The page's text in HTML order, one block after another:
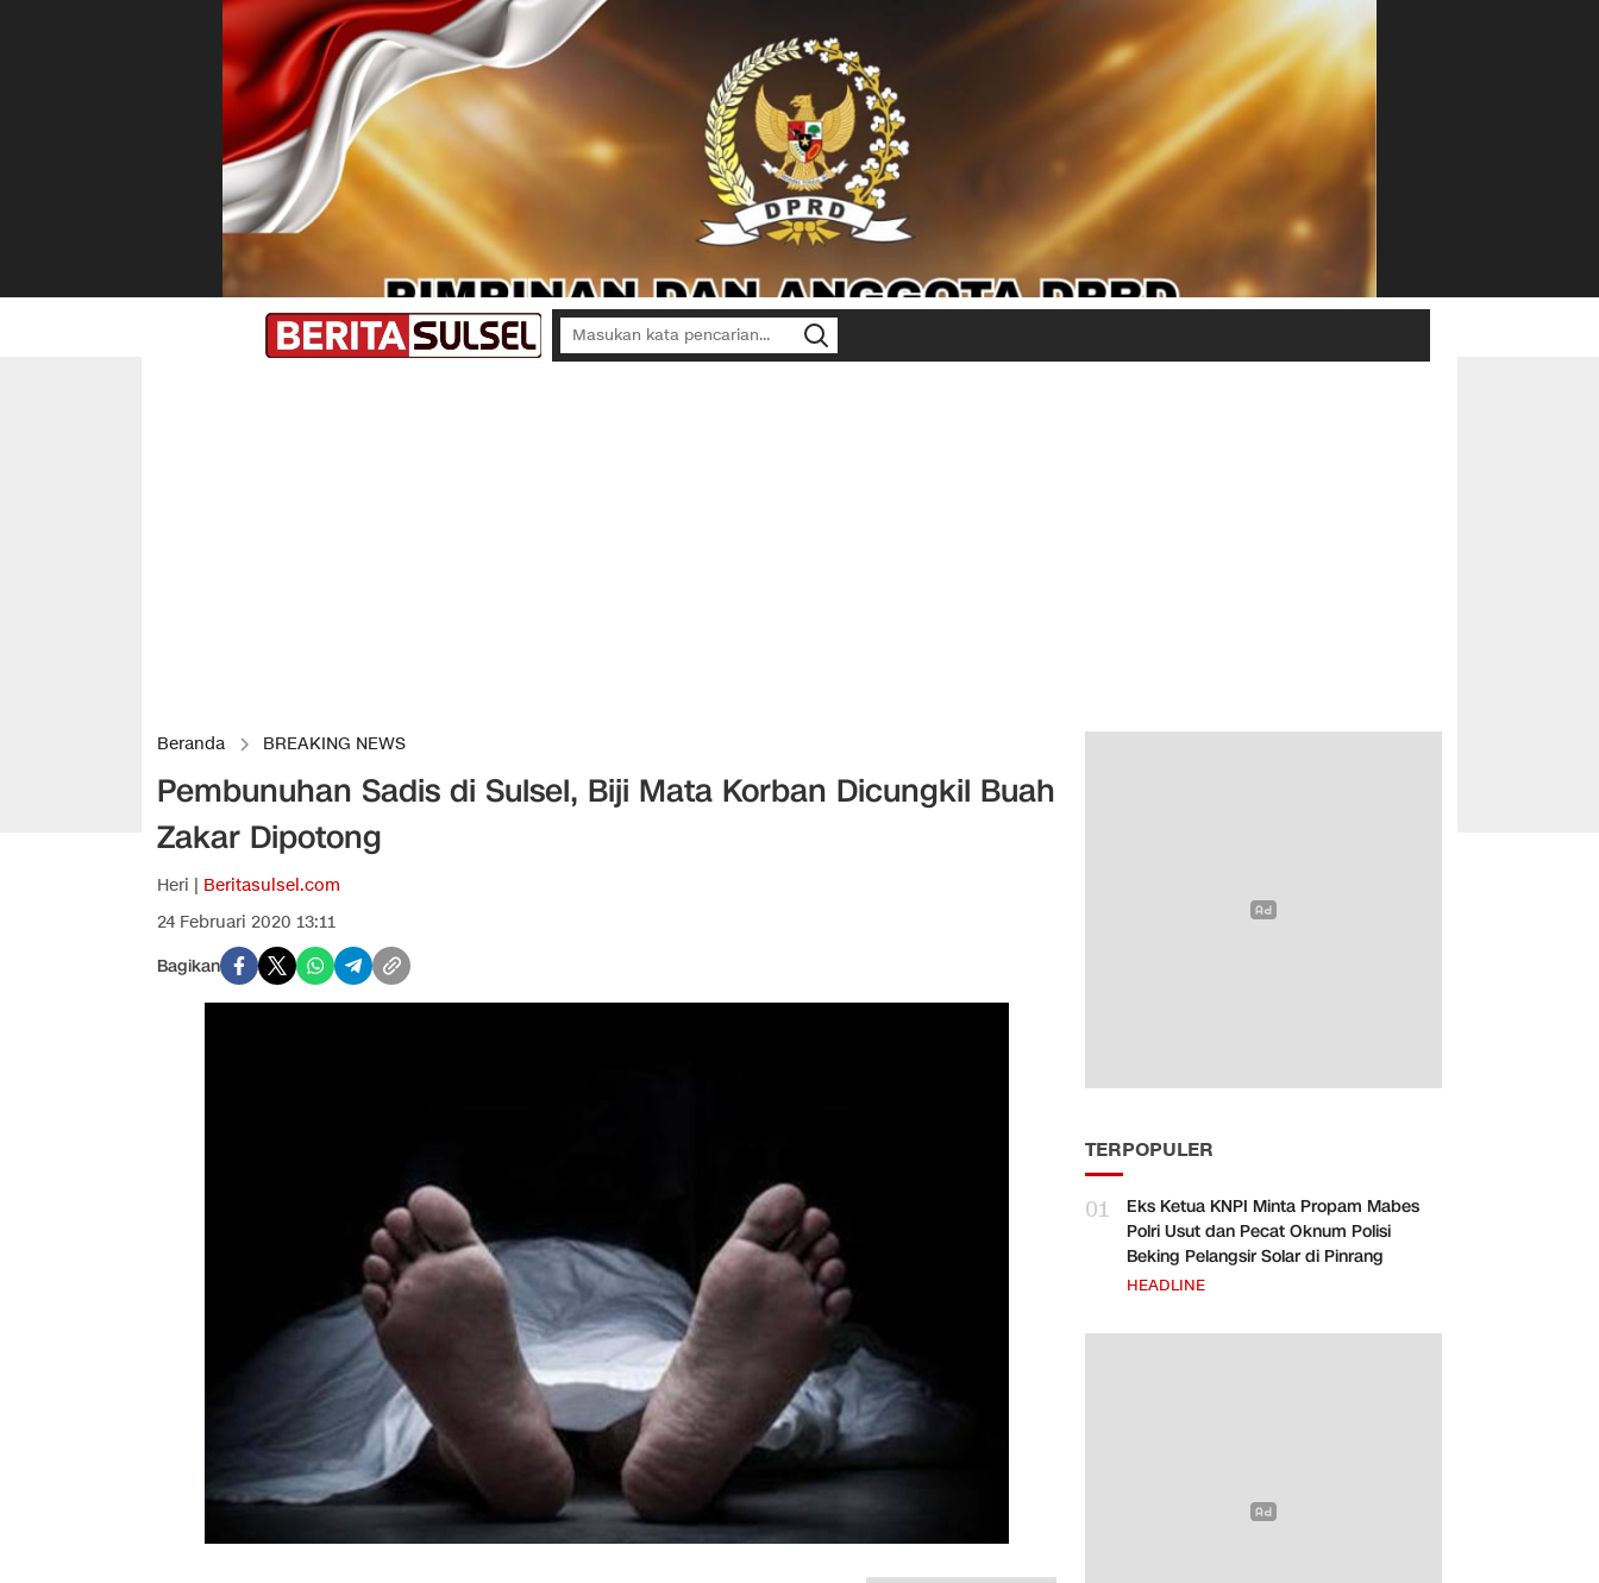
Beranda BREAKING NEWS
Pembunuhan Sadis di Sulsel, Biji Mata Korban Dicungkil Buah
Zakar Dipotong
Heri | Beritasulsel.com
24 Februari 2020 13:11
Bagikan
TERPOPULER
01
Eks Ketua KNPI Minta Propam Mabes
Polri Usut dan Pecat Oknum Polisi
Beking Pelangsir Solar di Pinrang
HEADLINE